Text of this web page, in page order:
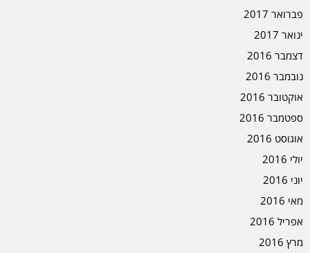
פברואר 2017
ינואר 2017
דצמבר 2016
נובמבר 2016
אוקטובר 2016
ספטמבר 2016
אוגוסט 2016
יולי 2016
יוני 2016
מאי 2016
אפריל 2016
מרץ 2016